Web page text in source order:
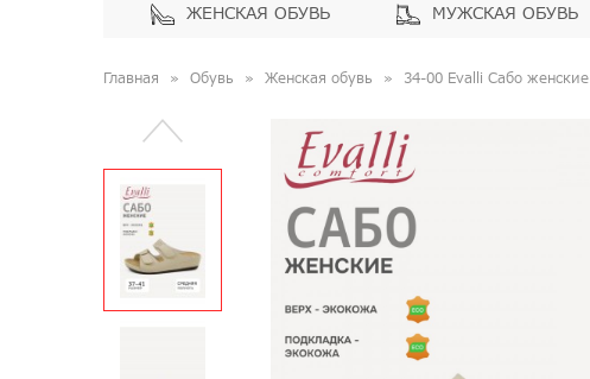
ЖЕНСКАЯ ОБУВЬ МУЖСКАЯ ОБУВЬ
Главная Обувь Женская обувь 34-00 Evalli Сабо женские